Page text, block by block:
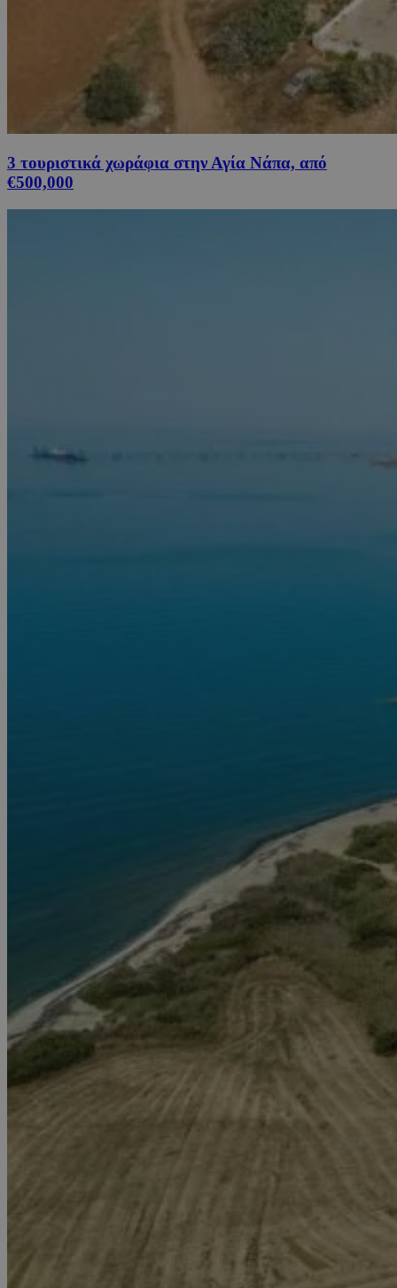
3 τουριστικά χωράφια στην Αγία Νάπα, από
€500,000